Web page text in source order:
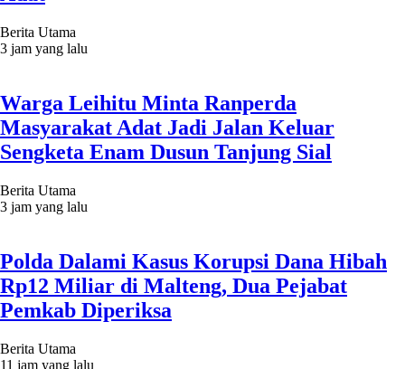
Berita Utama
3 jam yang lalu
Warga Leihitu Minta Ranperda
Masyarakat Adat Jadi Jalan Keluar
Sengketa Enam Dusun Tanjung Sial
Berita Utama
3 jam yang lalu
Polda Dalami Kasus Korupsi Dana Hibah
Rp12 Miliar di Malteng, Dua Pejabat
Pemkab Diperiksa
Berita Utama
11 jam yang lalu